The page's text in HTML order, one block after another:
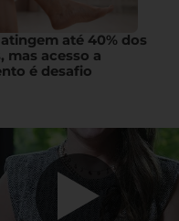
até 40% dos
mas acesso a
é desafio